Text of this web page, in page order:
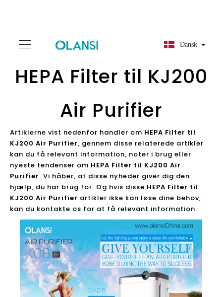
Dansk
HEPA Filter til KJ200
Air Purifier
Artiklerne vist nedenfor handler om HEPA Filter til
KJ200 Air Purifier, gennem disse relaterede artikler
kan du få relevant information, noter i brug eller
nyeste tendenser om HEPA Filter til KJ200 Air
Purifier. Vi håber, at disse nyheder giver dig den
hjælp, du har brug for. Og hvis disse HEPA Filter til
KJ200 Air Purifier artikler ikke kan løse dine behov,
kan du kontakte os for at få relevant information.